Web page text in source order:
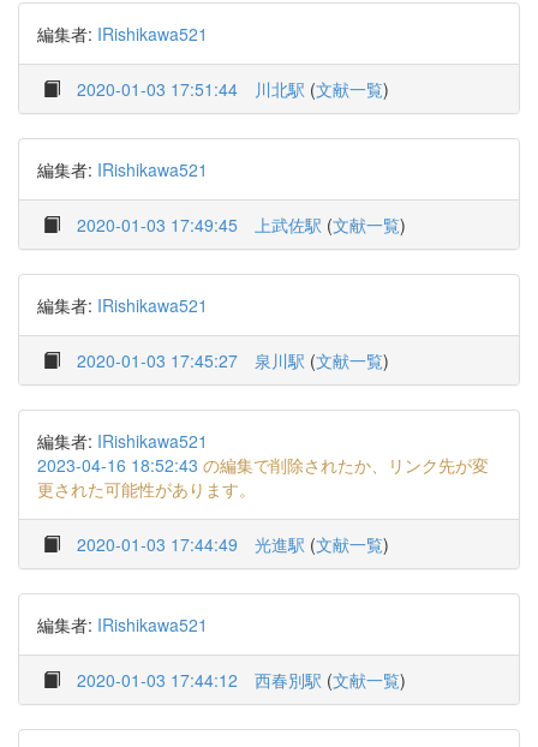
編集者: IRishikawa521
2020-01-03 17:51:44 川北駅 (文献一覧)
編集者: IRishikawa521
2020-01-03 17:49:45 上武佐駅 (文献一覧)
編集者: IRishikawa521
2020-01-03 17:45:27 泉川駅 (文献一覧)
編集者: IRishikawa521
2023-04-16 18:52:43 の編集で削除されたか、リンク先が変
更された可能性があります。
2020-01-03 17:44:49 光進駅 (文献一覧)
編集者: IRishikawa521
2020-01-03 17:44:12 西春別駅 (文献一覧)